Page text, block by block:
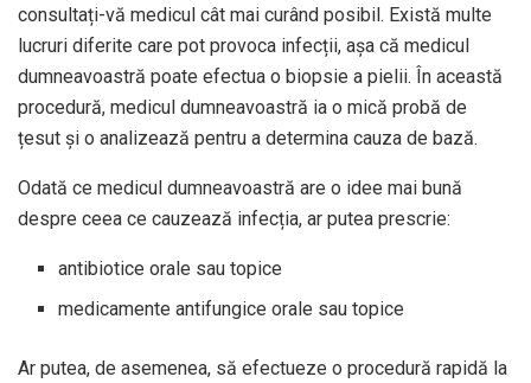
consultați-vă medicul cât mai curând posibil. Există multe
lucruri diferite care pot provoca infecții, așa că medicul
dumneavoastră poate efectua o biopsie a pielii. În această
procedură, medicul dumneavoastră ia o mică probă de
țesut și o analizează pentru a determina cauza de bază.
Odată ce medicul dumneavoastră are o idee mai bună
despre ceea ce cauzează infecția, ar putea prescrie:
antibiotice orale sau topice
medicamente antifungice orale sau topice
Ar putea, de asemenea, să efectueze o procedură rapidă la